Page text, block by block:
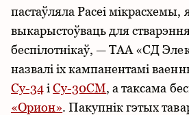
пастаўляла Расеі мікрасхемы,
выкарыстоўваць для
беспілотнікаў, — ТАА «СД
назвалі іх кампанентамі
Су-34іСу-30СМ, а таксама
«Орион». Пакупнік гэтых